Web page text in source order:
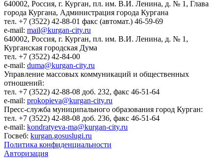
640002, Россия, г. Курган, пл. им. В.И. Ленина, д. № 1, Глава
города Кургана, Администрация города Кургана
тел. +7 (3522) 42-88-01 факс (автомат.) 46-59-69
e-mail: mail@kurgan-city.ru
640002, Россия, г. Курган, пл. им. В.И. Ленина, д. № 1,
Курганская городская Дума
тел. +7 (3522) 42-84-00
e-mail: duma@kurgan-city.ru
Управление массовых коммуникаций и общественных
отношений:
тел. +7 (3522) 42-88-08 доб. 232, факс 46-51-64
e-mail: prokopieva@kurgan-city.ru
Пресс-служба муниципального образования город Курган:
тел. +7 (3522) 42-88-08 доб. 236, факс 46-51-64
e-mail: kondratyeva-ma@kurgan-city.ru
Госвеб: kurgan.gosuslugi.ru
Политика конфиденциальности
Авторизация